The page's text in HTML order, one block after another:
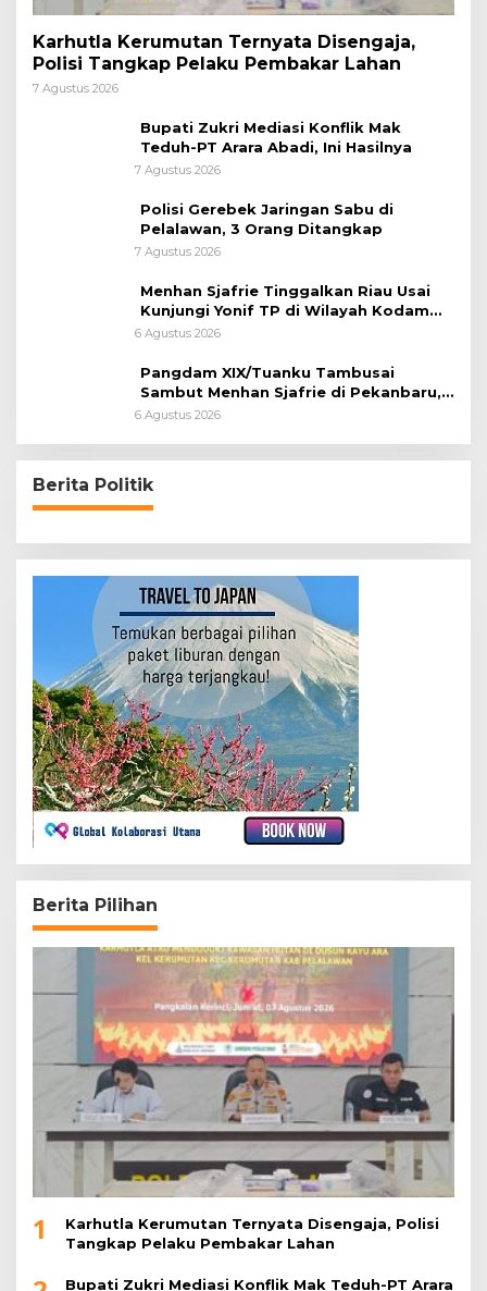
Karhutla Kerumutan Ternyata Disengaja,
Polisi Tangkap Pelaku Pembakar Lahan
7 Agustus 2026
Bupati Zukri Mediasi Konflik Mak
Teduh-PT Arara Abadi, Ini Hasilnya
7 Agustus 2026
Polisi Gerebek Jaringan Sabu di
Pelalawan, 3 Orang Ditangkap
7 Agustus 2026
Menhan Sjafrie Tinggalkan Riau Usai
Kunjungi Yonif TP di Wilayah Kodam
XIX/Tuanku Tambusai
6 Agustus 2026
Pangdam XIX/Tuanku Tambusai
Sambut Menhan Sjafrie di Pekanbaru,
Ada Agenda Penting
6 Agustus 2026
Berita Politik
Berita Pilihan
1
Karhutla Kerumutan Ternyata Disengaja, Polisi
Tangkap Pelaku Pembakar Lahan
Bupati Zukri Mediasi Konflik Mak Teduh-PT Arara